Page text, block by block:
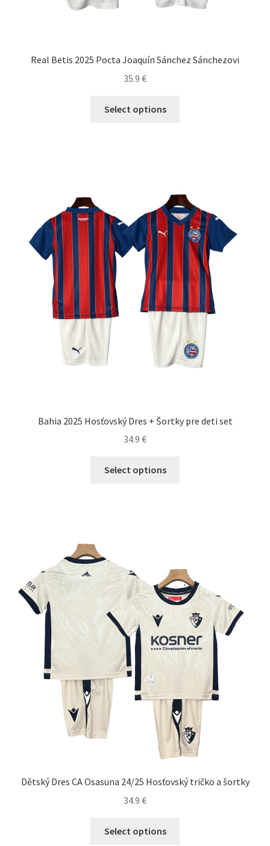
Real Betis 2025 Pocta Joaquín Sánchez Sánchezovi
35.9 €
Select options
si
môžete
vybrať
na
stránke
produktu.
Bahia 2025 Hosťovský Dres + Šortky pre deti set
34.9 €
Select options
môžete
vybrať
na
stránke
produktu.
Dětský Dres CA Osasuna 24/25 Hosťovský tričko a šortky
34.9 €
Select options